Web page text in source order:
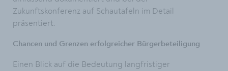
Zukunftskonferenz auf Schautafeln im Detail
präsentiert.
Chancen und Grenzen erfolgreicher Bürgerbeteiligung
Einen Blick auf die Bedeutung langfristiger